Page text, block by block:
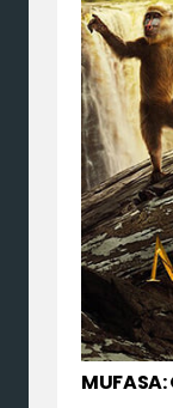
MUFASA: